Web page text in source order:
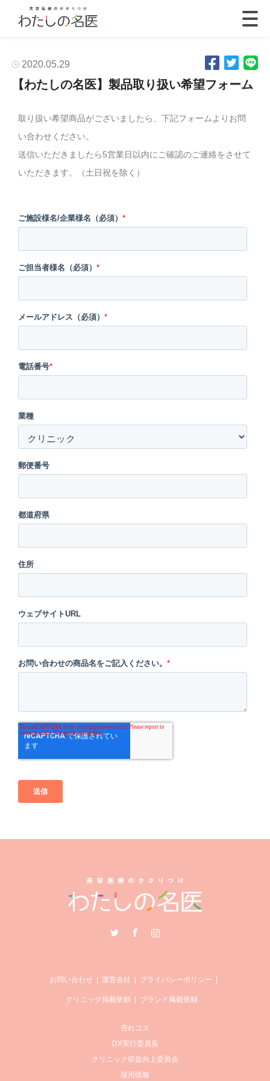
2020.05.29
【わたしの名医】製品取り扱い希望フォーム
取り扱い希望商品がございましたら、下記フォームよりお問
い合わせください。
送信いただきましたら5営業日以内にご確認のご連絡をさせて
いただきます。（土日祝を除く）
Instagram
お問い合わせ 運営会社 プライバシーポリシー
クリニック掲載依頼 ブランド掲載依頼
売れコス
DX実行委員長
クリニック収益向上委員会
採用情報